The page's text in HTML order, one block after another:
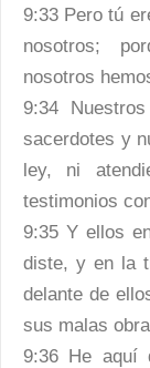
9:33 Pero tú
nosotros;
nosotros
9:34
sacerdotes y
ley, ni
testimonios
9:35 Y ellos
diste, y en la
delante de
sus malas
9:36 He aquí